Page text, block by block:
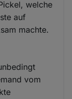
welche
auf
machte.
vom